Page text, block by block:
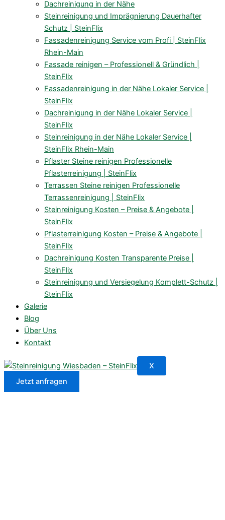
Dachreinigung in der Nähe
Steinreinigung und Imprägnierung Dauerhafter
Schutz | SteinFlix
Fassadenreinigung Service vom Profi | SteinFlix
Rhein-Main
Fassade reinigen – Professionell & Gründlich |
SteinFlix
Fassadenreinigung in der Nähe Lokaler Service |
SteinFlix
Dachreinigung in der Nähe Lokaler Service |
SteinFlix
Steinreinigung in der Nähe Lokaler Service |
SteinFlix Rhein-Main
Pflaster Steine reinigen Professionelle
Pflasterreinigung | SteinFlix
Terrassen Steine reinigen Professionelle
Terrassenreinigung | SteinFlix
Steinreinigung Kosten – Preise & Angebote |
SteinFlix
Pflasterreinigung Kosten – Preise & Angebote |
SteinFlix
Dachreinigung Kosten Transparente Preise |
SteinFlix
Steinreinigung und Versiegelung Komplett-Schutz |
SteinFlix
Galerie
Blog
Über Uns
Kontakt
X
Jetzt anfragen